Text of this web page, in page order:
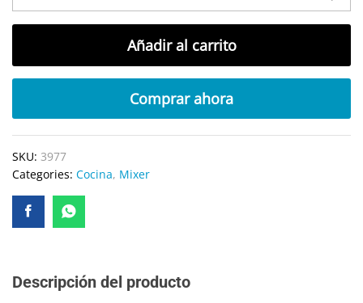
Añadir al carrito
Comprar ahora
SKU: 3977
Categories: Cocina, Mixer
Descripción del producto